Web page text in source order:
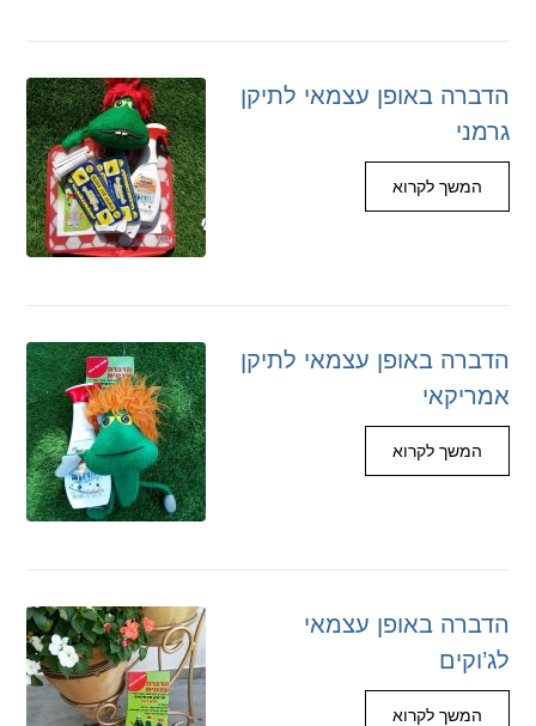
הדברה באופן עצמאי לתיקן
גרמני
המשך לקרוא
הדברה באופן עצמאי לתיקן
אמריקאי
המשך לקרוא
הדברה באופן עצמאי
לג’וקים
המשך לקרוא